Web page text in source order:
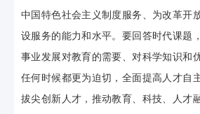
中国特色社会主义制度服务、为改革开
设服务的能力和水平。要回答时代课题
事业发展对教育的需要、对科学知识和
任何时候都更为迫切，全面提高人才自
拔尖创新人才，推动教育、科技、人才